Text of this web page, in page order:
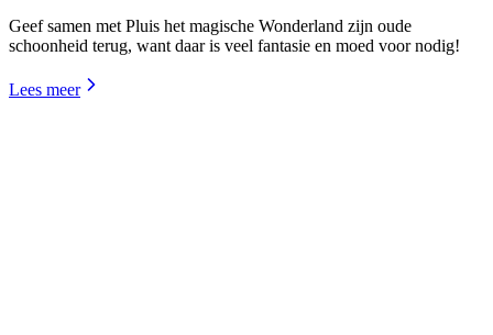
Geef samen met Pluis het magische Wonderland zijn oude
schoonheid terug, want daar is veel fantasie en moed voor nodig!
Lees meer